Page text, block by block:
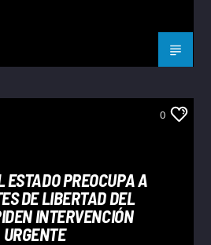
0
ESTADO PREOCUPA A
DE LIBERTAD DEL
INTERVENCIÓN
URGENTE